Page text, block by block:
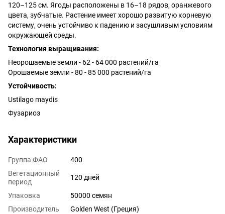
120–125 см. Ягоды расположены в 16–18 рядов, оранжевого
цвета, зубчатые. Растение имеет хорошо развитую корневую
систему, очень устойчиво к падению и засушливым условиям
окружающей среды.
Технология выращивания:
Неорошаемые земли - 62 - 64 000 растений/га
Орошаемые земли - 80 - 85 000 растений/га
Устойчивость:
Ustilago maydis
Фузариоз
Характеристики
Группа ФАО
400
Вегетационный
период
120 дней
Упаковка
50000 семян
Производитель
Golden West (Греция)